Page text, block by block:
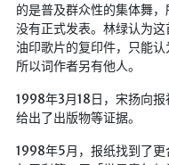
的是普及群众性的集体舞
没有正式发表。林绿认为
油印歌片的复印件，只能认
所以词作者另有他人。
1998年3月18日，宋扬向
给出了出版物等证据。
1998年5月，报纸找到了